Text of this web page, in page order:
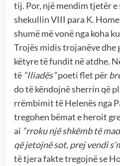
tij. Por, një mendim tjetër
shekullin VIII para K.
shumë më vonë nga koha
Trojës midis trojanëve dhe
këtyre të fundit në atdhe.
të “Iliadës” poeti flet për
do të këndojnë sherrin që
rrëmbimit të Helenës nga
tregohen bëmat e heroit
ai “rroku një shkëmb të
që jetojnë sot, prej vendi
të tjera fakte tregojnë se